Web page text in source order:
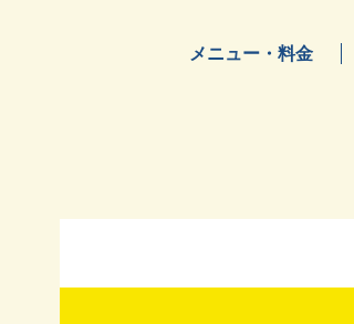
メニュー・料金